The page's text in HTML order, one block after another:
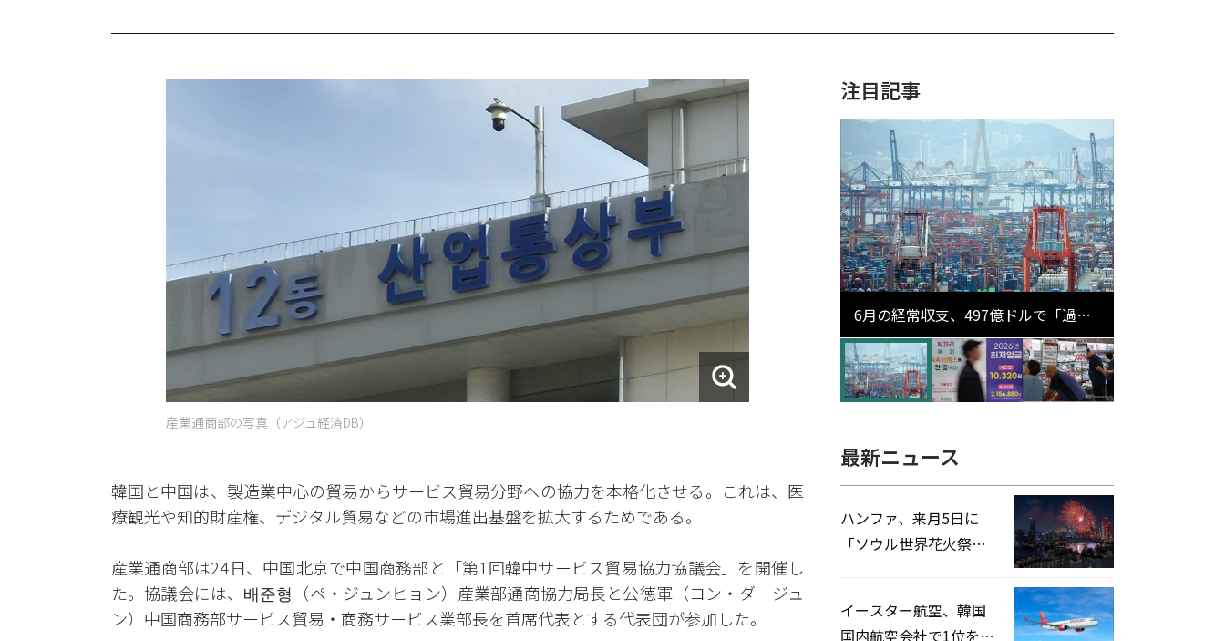
産業通商部の写真（アジュ経済DB）
韓国と中国は、製造業中心の貿易からサービス貿易分野への協力を本格化させる。これは、医
療観光や知的財産権、デジタル貿易などの市場進出基盤を拡大するためである。
産業通商部は24日、中国北京で中国商務部と「第1回韓中サービス貿易協力協議会」を開催し
た。協議会には、배준형（ペ・ジュンヒョン）産業部通商協力局長と公徳軍（コン・ダージュ
ン）中国商務部サービス貿易・商務サービス業部長を首席代表とする代表団が参加した。
注目記事
6月の経常収支、497億ドルで「過去
最大」…輸出が初の1000億ドル突破
最新ニュース
ハンファ、来月5日に
「ソウル世界花火祭り
イースター航空、韓国
国内航空会社で1位を記